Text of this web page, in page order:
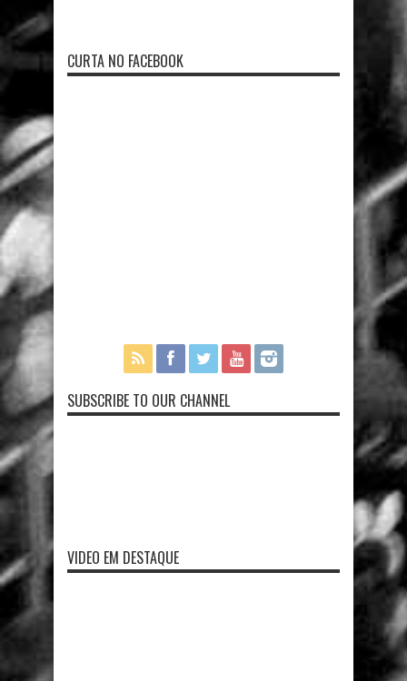
CURTA NO FACEBOOK
SUBSCRIBE TO OUR CHANNEL
VIDEO EM DESTAQUE